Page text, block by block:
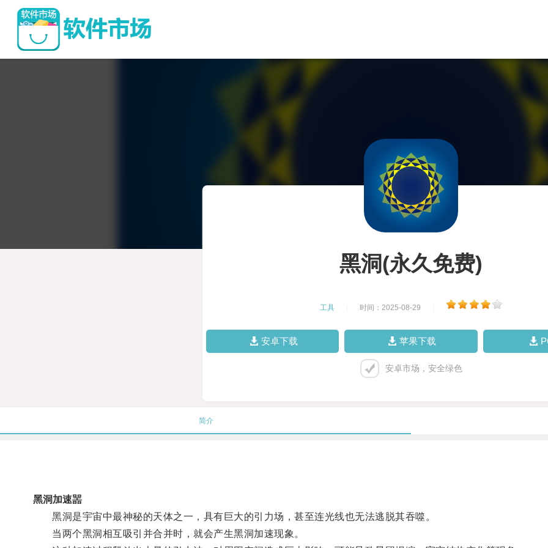
黑洞(永久免费)
工具 时间：2025-08-29
安卓下载 苹果下载
安卓市场，安全绿色
简介
黑洞加速噐
黑洞是宇宙中最神秘的天体之一，具有巨大的引力场，甚至连光线也无法逃脱其吞噬。
当两个黑洞相互吸引并合并时，就会产生黑洞加速现象。